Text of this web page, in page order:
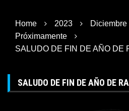
Home 2023 Diciembre
Próximamente
SALUDO DE FIN DE AÑO DE
SALUDO DE FIN DE AÑO DE